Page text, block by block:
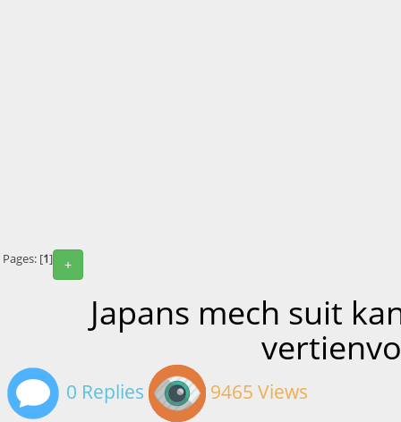
+
Pages: [1]
Japans mech suit
0 Replies 9465 Views